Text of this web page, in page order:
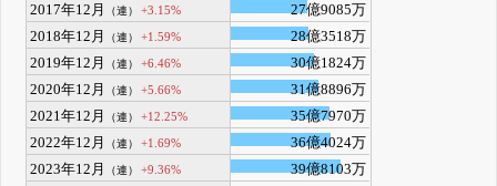
2017年12月
（連） +3.15%
27億9085万
2018年12月
（連） +1.59%
28億3518万
2019年12月
（連） +6.46%
30億1824万
2020年12月
（連） +5.66%
31億8896万
2021年12月
（連） +12.25%
35億7970万
2022年12月
（連） +1.69%
36億4024万
2023年12月
（連） +9.36%
39億8103万